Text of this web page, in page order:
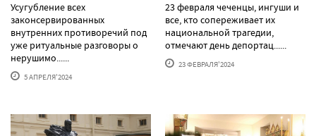
Усугубление всех
законсервированных
внутренних противоречий под
уже ритуальные разговоры о
нерушимо......
5 АПРЕЛЯ'2024
23 февраля чеченцы, ингуши и
все, кто сопереживает их
национальной трагедии,
отмечают день депортац......
23 ФЕВРАЛЯ'2024